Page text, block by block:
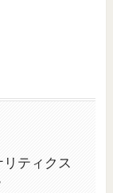
ティクス